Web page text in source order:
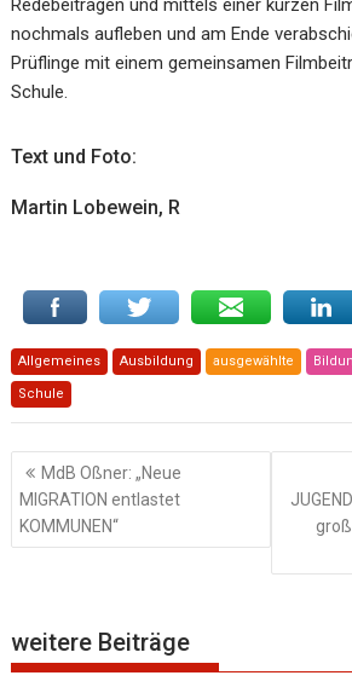
Redebeiträgen und mittels einer kurzen
nochmals aufleben und am Ende
Prüflinge mit einem gemeinsamen
Schule.
Text und Foto:
Martin Lobewein, R
Allgemeines Ausbildung ausgewählte
Schule
Beitragsnavigation
MdB Oßner: „Neue
MIGRATION entlastet
KOMMUNEN“
weitere Beiträge